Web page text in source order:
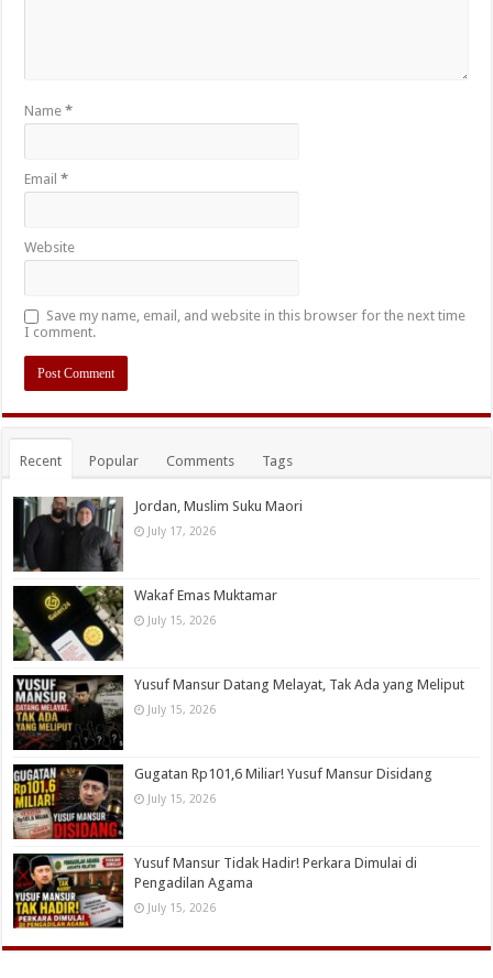
Name*
Email*
Website
Save my name, email, and website in this browser for the next time
I comment.
Recent Popular Comments Tags
Jordan, Muslim Suku Maori
July 17, 2026
Wakaf Emas Muktamar
July 15, 2026
Yusuf Mansur Datang Melayat, Tak Ada yang Meliput
July 15, 2026
Gugatan Rp101,6 Miliar! Yusuf Mansur Disidang
July 15, 2026
Yusuf Mansur Tidak Hadir! Perkara Dimulai di
Pengadilan Agama
July 15, 2026